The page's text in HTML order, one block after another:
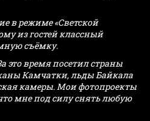
в режиме «Светской
из гостей классный
съёмку.
это время посетил страны
Камчатки, льды Байкала
камеры. Мои фотопроекты
мне под силу снять любую